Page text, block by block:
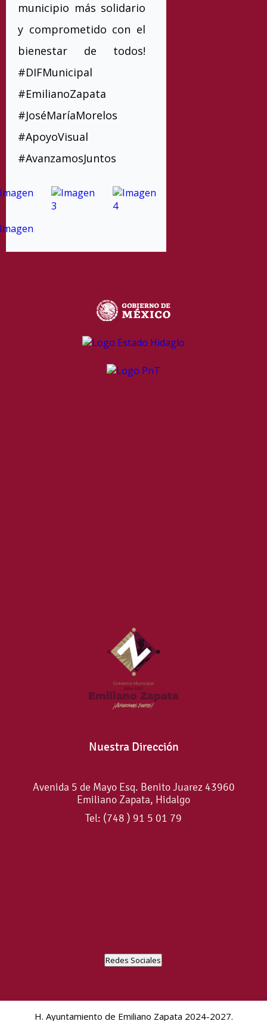
municipio más solidario
y comprometido con el
bienestar de todos!
#DIFMunicipal
#EmilianoZapata
#JoséMaríaMorelos
#ApoyoVisual
#AvanzamosJuntos
Nuestra Dirección
Avenida 5 de Mayo Esq. Benito Juarez 43960
Emiliano Zapata, Hidalgo
Tel: (748 ) 91 5 01 79
Redes Sociales
H. Ayuntamiento de Emiliano Zapata 2024-2027.